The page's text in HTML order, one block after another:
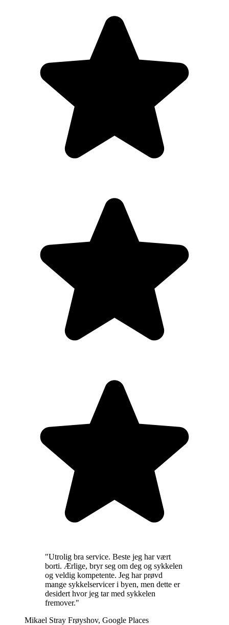
"Utrolig bra service. Beste jeg har vært
borti. Ærlige, bryr seg om deg og sykkelen
og veldig kompetente. Jeg har prøvd
mange sykkelservicer i byen, men dette er
desidert hvor jeg tar med sykkelen
fremover."
Mikael Stray Frøyshov, Google Places